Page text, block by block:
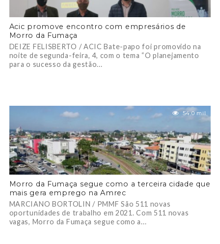
Acic promove encontro com empresários de
Morro da Fumaça
DEIZE FELISBERTO / ACIC Bate-papo foi promovido na
noite de segunda-feira, 4, com o tema “O planejamento
para o sucesso da gestão...
54.0 mil
Morro da Fumaça segue como a terceira cidade que
mais gera emprego na Amrec
MARCIANO BORTOLIN / PMMF São 511 novas
oportunidades de trabalho em 2021. Com 511 novas
vagas, Morro da Fumaça segue como a...